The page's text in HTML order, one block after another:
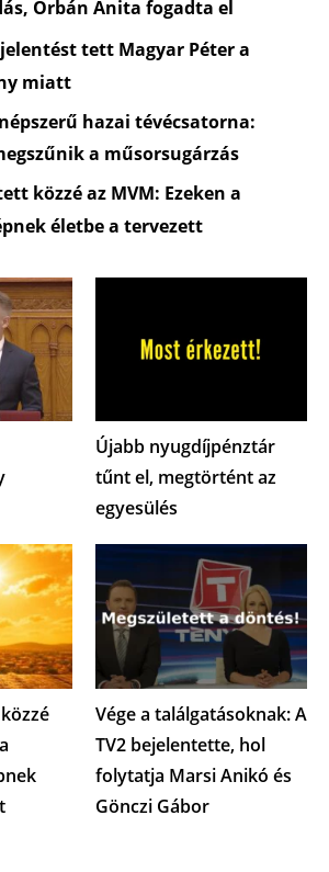
Orbán Anita fogadta el
tett Magyar Péter a
miatt
hazai tévécsatorna:
a műsorsugárzás
közzé az MVM: Ezeken a
életbe a tervezett
Újabb nyugdíjpénztár
tűnt el, megtörtént az
egyesülés
Vége a találgatásoknak: A
TV2 bejelentette, hol
folytatja Marsi Anikó és
Gönczi Gábor